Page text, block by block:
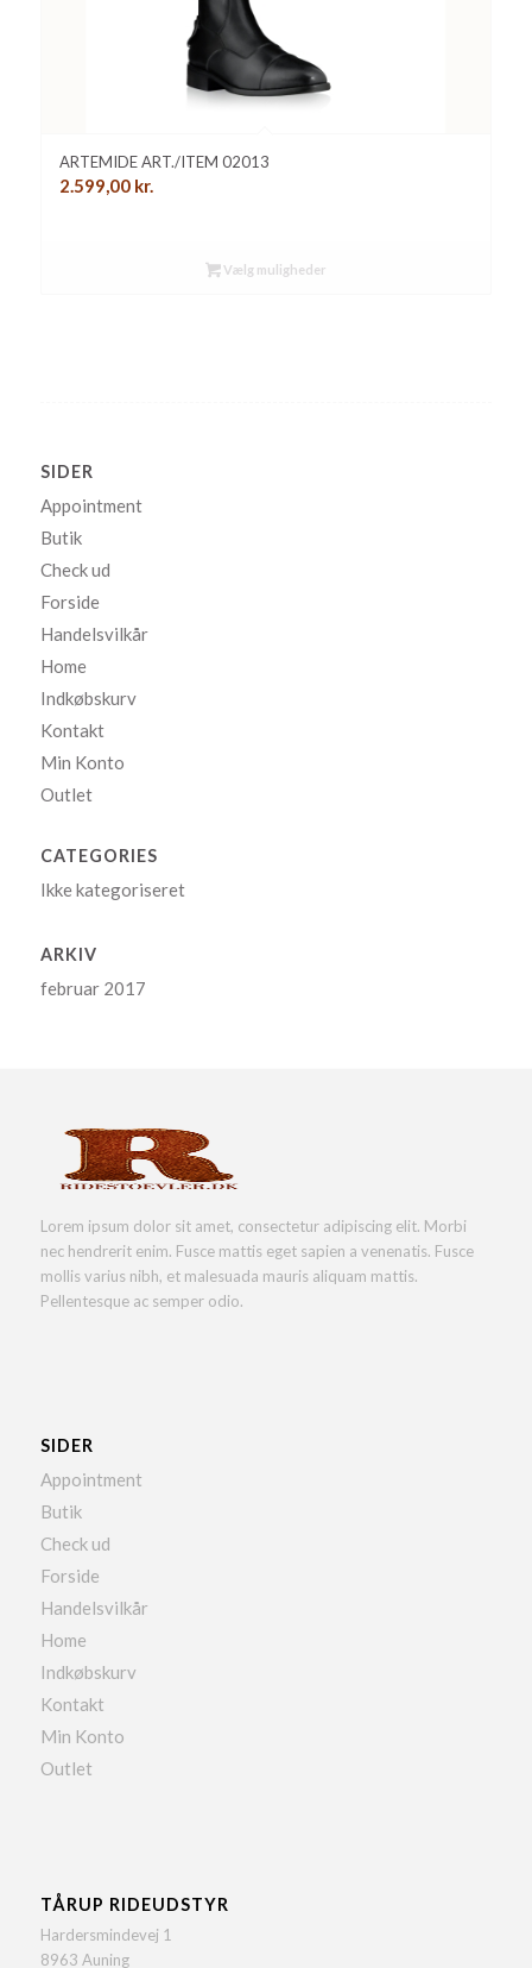
ARTEMIDE ART./ITEM 02013
2.599,00 kr.
Vælg muligheder
SIDER
Appointment
Butik
Check ud
Forside
Handelsvilkår
Home
Indkøbskurv
Kontakt
Min Konto
Outlet
CATEGORIES
Ikke kategoriseret
ARKIV
februar 2017
Lorem ipsum dolor sit amet, consectetur adipiscing elit. Morbi
nec hendrerit enim. Fusce mattis eget sapien a venenatis. Fusce
mollis varius nibh, et malesuada mauris aliquam mattis.
Pellentesque ac semper odio.
SIDER
Appointment
Butik
Check ud
Forside
Handelsvilkår
Home
Indkøbskurv
Kontakt
Min Konto
Outlet
TÅRUP RIDEUDSTYR
Hardersmindevej 1
8963 Auning